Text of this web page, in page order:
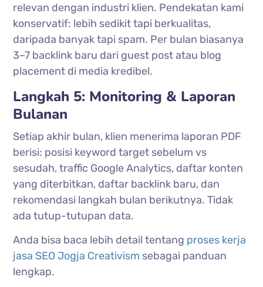
relevan dengan industri klien. Pendekatan kami
konservatif: lebih sedikit tapi berkualitas,
daripada banyak tapi spam. Per bulan biasanya
3–7 backlink baru dari guest post atau blog
placement di media kredibel.
Langkah 5: Monitoring & Laporan
Bulanan
Setiap akhir bulan, klien menerima laporan PDF
berisi: posisi keyword target sebelum vs
sesudah, traffic Google Analytics, daftar konten
yang diterbitkan, daftar backlink baru, dan
rekomendasi langkah bulan berikutnya. Tidak
ada tutup-tutupan data.
Anda bisa baca lebih detail tentang proses kerja
jasa SEO Jogja Creativism sebagai panduan
lengkap.